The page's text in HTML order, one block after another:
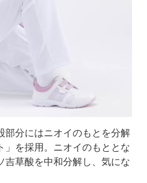
部分にはニオイのもとを分解
」を採用。ニオイのもととな
吉草酸を中和分解し、気にな